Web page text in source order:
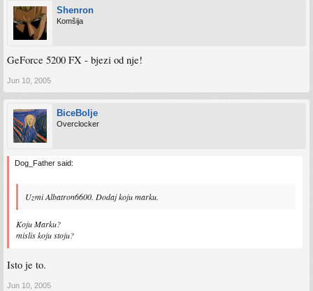
Shenron
Komšija
GeForce 5200 FX - bjezi od nje!
Jun 10, 2005
BiceBolje
Overclocker
Dog_Father said:
Uzmi Albatron6600. Dodaj koju marku.
Koju Marku?
mislis koju stoju?
Isto je to.
Jun 10, 2005